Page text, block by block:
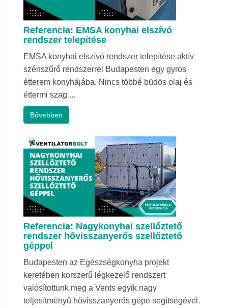
Referencia: EMSA konyhai elszívó
rendszer telepítése
EMSA konyhai elszívó rendszer telepítése aktív
szénszűrő rendszerrel Budapesten egy gyros
étterem konyhájába. Nincs többé büdös olaj és
éttermi szag ...
Bővebben
Referencia: Nagykonyhai szellőztető
rendszer hővisszanyerős szellőztető
géppel
Budapesten az Egészségkonyha projekt
keretében korszerű légkezelő rendszert
valósítottunk meg a Vents egyik nagy
teljesítményű hővisszanyerős gépe segítségével.